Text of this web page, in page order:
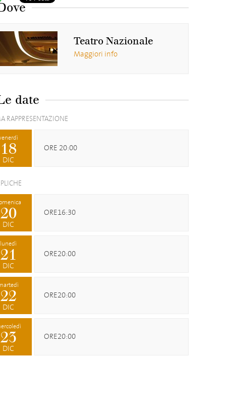
Teatro Nazionale
Maggiori info
date
RAPPRESENTAZIONE
18
DIC
ORE 20:00
20
DIC
ORE16:30
lunedì
21
DIC
ORE20:00
22
DIC
ORE20:00
23
DIC
ORE20:00